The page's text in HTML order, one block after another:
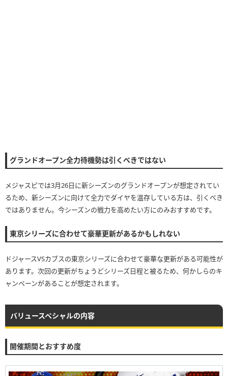
グランドオープン全力待機勢は引くべきではない
メジャスピでは3月26日に新シーズンのグランドオープンが想定されてい
るため、新シーズンに向けて全力でダイヤを温存している方は、引くべき
ではありません。今シーズンの戦力を高めたい方にのみおすすめです。
東京シリーズに合わせて豪華更新があるかもしれない
ドジャースVSカブスの東京シリーズに合わせて豪華な更新がある可能性が
あります。次回の更新がちょうどシリーズ日程と被るため、何かしらのキ
ャンペーンがあることが想定されます。
バリュースペシャルの内容
開催期間とおすすめ度